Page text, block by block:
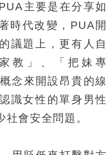
主要是在分享如
時代改變，PUA開
議題上，更有人自
教」、「把妹專
念來開設昂貴的線
識女性的單身男性
會安全問題。